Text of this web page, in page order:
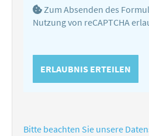
Zum Absenden des
Nutzung von reCAPTCHA
ERLAUBNIS ERTEILEN
Bitte beachten Sie unsere